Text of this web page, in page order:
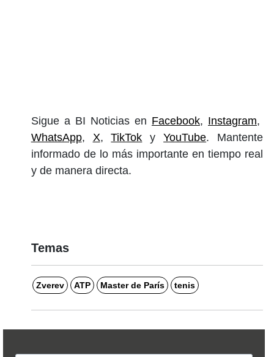
Sigue a BI Noticias en Facebook, Instagram,
WhatsApp, X,TikTok yYouTube. Mantente
informado de lo más importante en tiempo real
y de manera directa.
Temas
Zverev ATP Master de París tenis